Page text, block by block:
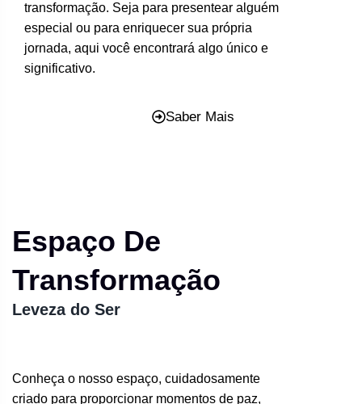
transformação. Seja para presentear alguém
especial ou para enriquecer sua própria
jornada, aqui você encontrará algo único e
significativo.
Saber Mais
Espaço De
Transformação
Leveza do Ser
Conheça o nosso espaço, cuidadosamente
criado para proporcionar momentos de paz,